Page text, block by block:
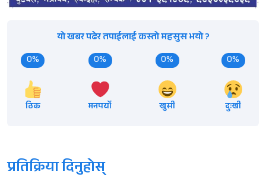
यो खबर पढेर तपाईलाई कस्तो महसुस भयो ?
0%
ठिक
0%
मनपर्यो
0%
खुसी
0%
दुःखी
प्रतिक्रिया दिनुहोस्